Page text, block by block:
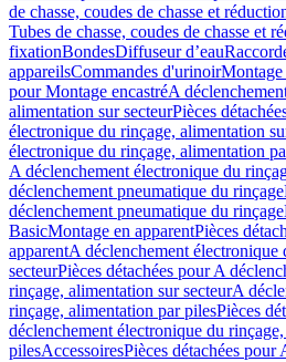
de chasse, coudes de chasse et
Tubes de chasse, coudes de chasse et
fixationBondesDiffuseur d’eau
appareilsCommandes d'urinoirMontage
pour Montage encastréA
alimentation sur secteurPièces
électronique du rinçage, alimentation
électronique du rinçage, alimentation
A déclenchement électronique du
déclenchement pneumatique du rinçage
déclenchement pneumatique du rinçage
BasicMontage en apparentPièces
apparentA déclenchement
secteurPièces détachées pour A
rinçage, alimentation sur secteurA
rinçage, alimentation par pilesPièces
déclenchement électronique du
pilesAccessoiresPièces détachées pour